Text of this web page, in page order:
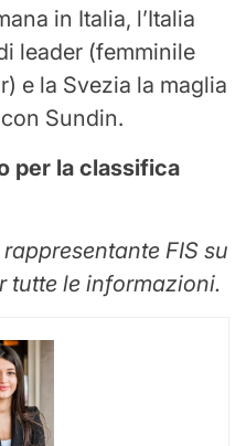
in Italia, l’Italia
leader (femminile
e la Svezia la maglia
Sundin.
per la classifica
FIS su
tutte le informazioni.